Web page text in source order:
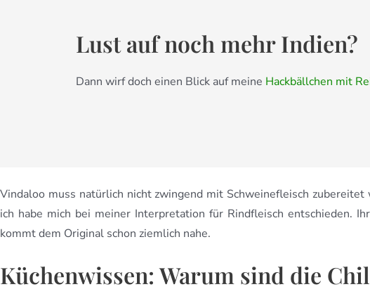
Lust auf noch mehr Indien?
Dann wirf doch einen Blick auf meine Hackbällchen mit
Vindaloo muss natürlich nicht zwingend mit Schweinefleisch
ich habe mich bei meiner Interpretation für Rindfleisch entschieden.
kommt dem Original schon ziemlich nahe.
Küchenwissen: Warum sind die